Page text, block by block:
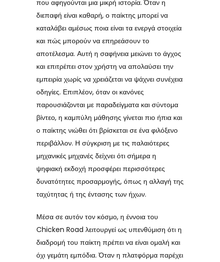
που αφηγούνται μια μικρή ιστορία. Όταν η
διεπαφή είναι καθαρή, ο παίκτης μπορεί να
καταλάβει αμέσως ποια είναι τα ενεργά στοιχεία
και πώς μπορούν να επηρεάσουν το
αποτέλεσμα. Αυτή η σαφήνεια μειώνει το άγχος
και επιτρέπει στον χρήστη να απολαύσει την
εμπειρία χωρίς να χρειάζεται να ψάχνει συνέχεια
οδηγίες. Επιπλέον, όταν οι κανόνες
παρουσιάζονται με παραδείγματα και σύντομα
βίντεο, η καμπύλη μάθησης γίνεται πιο ήπια και
ο παίκτης νιώθει ότι βρίσκεται σε ένα φιλόξενο
περιβάλλον. Η σύγκριση με τις παλαιότερες
μηχανικές μηχανές δείχνει ότι σήμερα η
ψηφιακή εκδοχή προσφέρει περισσότερες
δυνατότητες προσαρμογής, όπως η αλλαγή της
ταχύτητας ή της έντασης των ήχων.
Μέσα σε αυτόν τον κόσμο, η έννοια του
Chicken Road λειτουργεί ως υπενθύμιση ότι η
διαδρομή του παίκτη πρέπει να είναι ομαλή και
όχι γεμάτη εμπόδια. Όταν η πλατφόρμα παρέχει